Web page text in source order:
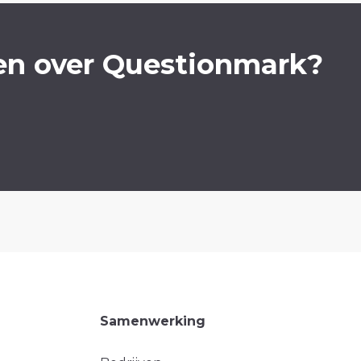
over Questionmark?
Samenwerking